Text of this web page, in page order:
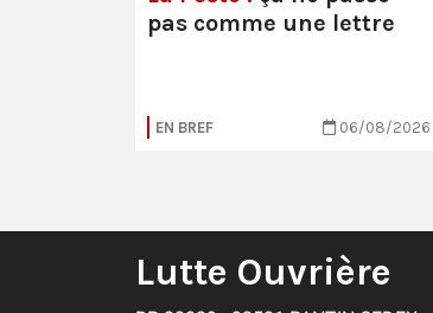
pas comme une lettre
EN BREF 06/08/2026
Lutte Ouvrière